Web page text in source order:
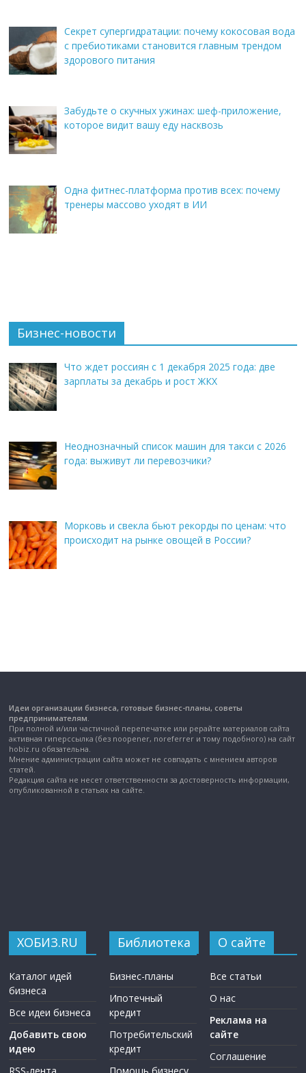
Секрет супергидратации: почему кокосовая вода
с пребиотиками становится главным трендом
здорового питания
Забудьте о скучных ужинах: шеф-приложение,
которое видит вашу еду насквозь
Одна фитнес-платформа против всех: почему
тренеры массово уходят в ИИ
Бизнес-новости
Что ждет россиян с 1 декабря 2025 года: две
зарплаты за декабрь и рост ЖКХ
Неоднозначный список машин для такси с 2026
года: выживут ли перевозчики?
Морковь и свекла бьют рекорды по ценам: что
происходит на рынке овощей в России?
Идеи организации бизнеса, готовые бизнес-планы, советы
предпринимателям.
При полной и/или частичной перепечатке или рерайте материалов сайта
активная гиперссылка (без noopener, noreferrer и тому подобного) на сайт
hobiz.ru обязательна.
Мнение администрации сайта может не совпадать с мнением авторов
статей.
Редакция сайта не несет ответственности за достоверность информации,
опубликованной в статьях на сайте.
ХОБИЗ.RU
Каталог идей
бизнеса
Все идеи бизнеса
Добавить свою
идею
Библиотека
Бизнес-планы
Ипотечный
кредит
Потребительский
кредит
О сайте
Все статьи
О нас
Реклама на
сайте
Соглашение